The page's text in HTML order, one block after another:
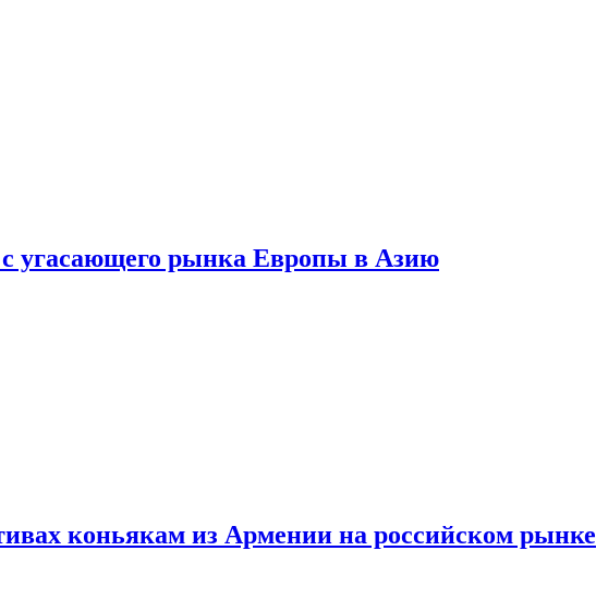
с угасающего рынка Европы в Азию
коньякам из Армении на российском рынке